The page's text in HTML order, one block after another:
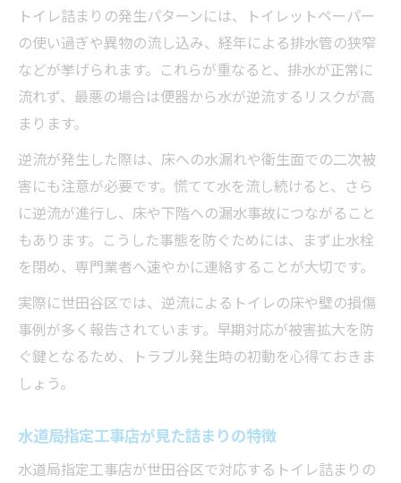
トイレ詰まりの発生パターンには、トイレットペーパー
の使い過ぎや異物の流し込み、経年による排水管の狭窄
などが挙げられます。これらが重なると、排水が正常に
流れず、最悪の場合は便器から水が逆流するリスクが高
まります。
逆流が発生した際は、床への水漏れや衛生面での二次被
害にも注意が必要です。慌てて水を流し続けると、さら
に逆流が進行し、床や下階への漏水事故につながること
もあります。こうした事態を防ぐためには、まず止水栓
を閉め、専門業者へ速やかに連絡することが大切です。
実際に世田谷区では、逆流によるトイレの床や壁の損傷
事例が多く報告されています。早期対応が被害拡大を防
ぐ鍵となるため、トラブル発生時の初動を心得ておきま
しょう。
水道局指定工事店が見た詰まりの特徴
水道局指定工事店が世田谷区で対応するトイレ詰まりの